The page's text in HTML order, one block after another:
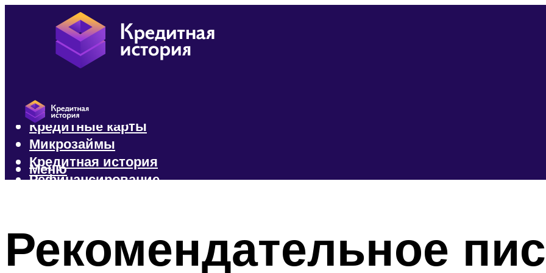
Кредиты
Кредитные карты
Микрозаймы
Кредитная история
Рефинансирование
Меню
Рекомендательное